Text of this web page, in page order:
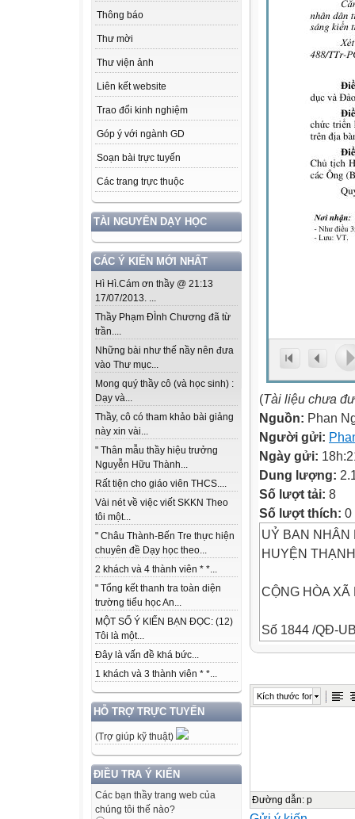
Thông báo
Thư mời
Thư viện ảnh
Liên kết website
Trao đổi kinh nghiệm
Góp ý với ngành GD
Soạn bài trực tuyến
Các trang trực thuộc
TÀI NGUYÊN DẠY HỌC
CÁC Ý KIẾN MỚI NHẤT
Hì Hì.Cám ơn thầy @ 21:13
17/07/2013. ...
Thầy Phạm ĐÌnh Chương đã từ
trần....
Những bài như thế nầy nên đưa
vào Thư mục...
Mong quý thầy cô (và học sinh) :
Dạy và...
Thầy, cô có tham khảo bài giảng
này xin vài...
" Thân mẫu thầy hiệu trưởng
Nguyễn Hữu Thành...
Rất tiện cho giáo viên THCS....
Vài nét về việc viết SKKN Theo
tôi một...
" Châu Thành-Bến Tre thực hiện
chuyên đề Dạy học theo...
2 khách và 4 thành viên * *...
" Tổng kết thanh tra toàn diện
trường tiểu học An...
MỘT SỐ Ý KIẾN BẠN ĐỌC: (12)
Tôi là một...
Đây là vấn đề khá bức...
1 khách và 3 thành viên * *...
HỖ TRỢ TRỰC TUYẾN
(Trợ giúp kỹ thuật)
ĐIỀU TRA Ý KIẾN
Các bạn thầy trang web của
chúng tôi thế nào?
(Tài liệu chưa
Nguồn: Phan
Người gửi:
Ngày gửi:
Dung lượng:
Số lượt tải: 8
Số lượt thích: 0
UỶ BAN NHÂN
HUYỆN
CỘNG HÒA XÃ
Số 1844 /QĐ-
Độc lập - Tự do
Kích thước font
Đường dẫn: p